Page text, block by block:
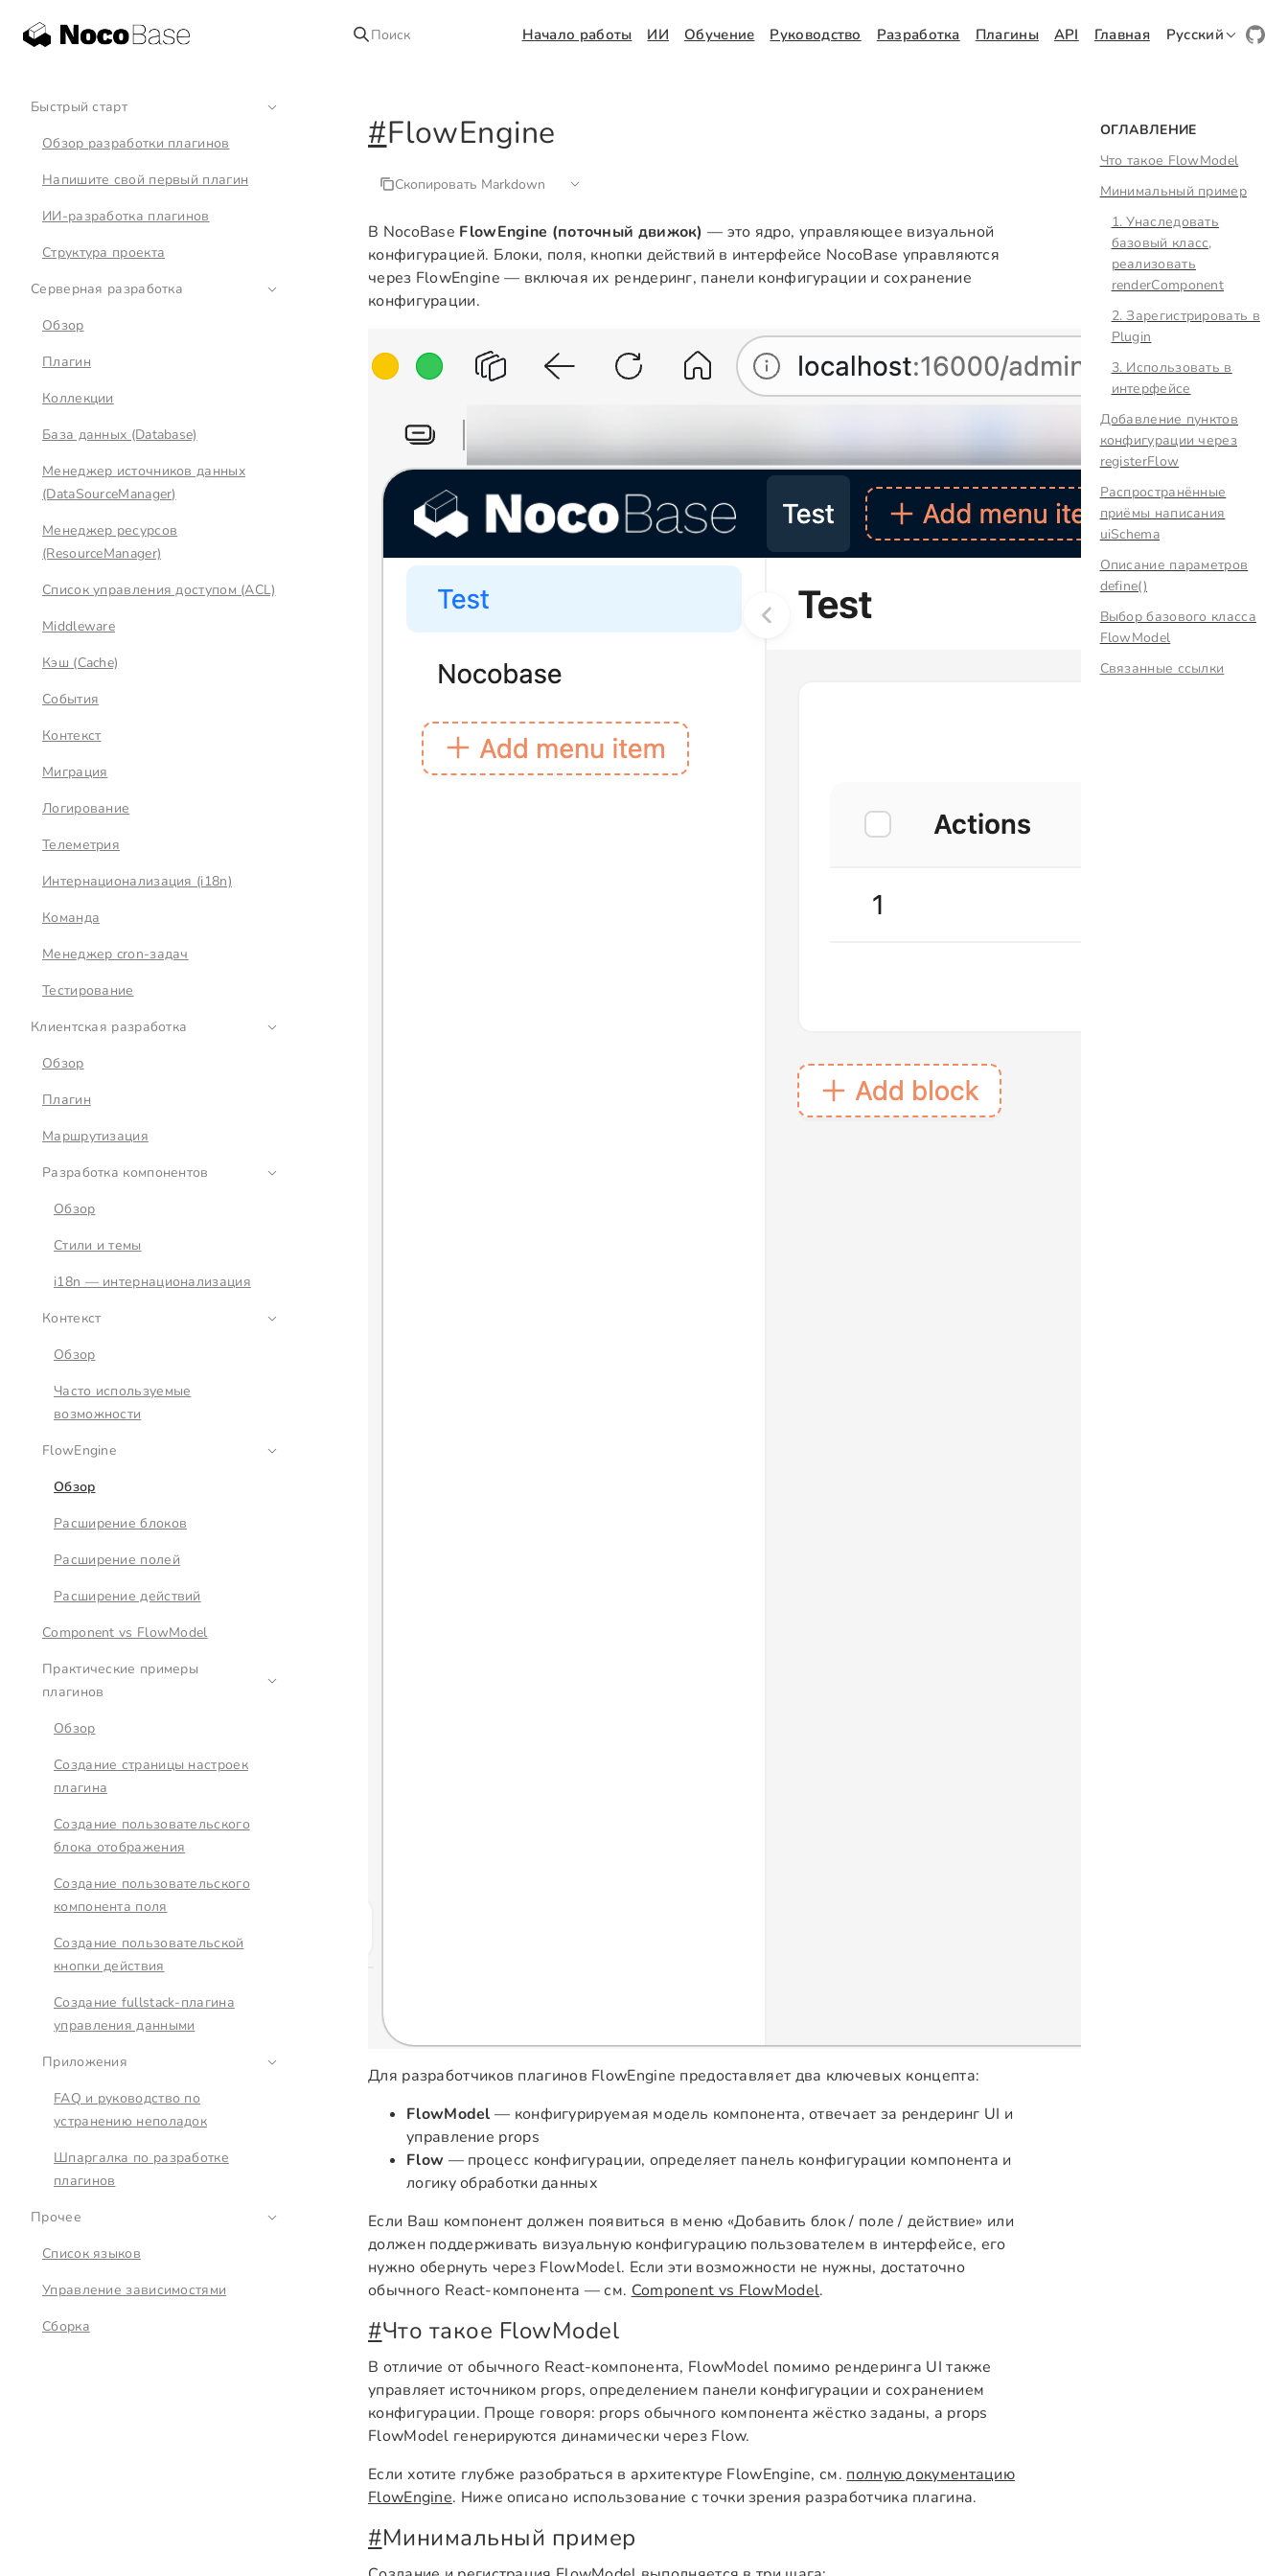
Поиск Начало работы ИИ Обучение Руководство Разработка Плагины API Главная Русский
Быстрый старт
Обзор разработки плагинов
Напишите свой первый плагин
ИИ-разработка плагинов
Структура проекта
Серверная разработка
Обзор
Плагин
Коллекции
База данных (Database)
Менеджер источников данных
(DataSourceManager)
Менеджер ресурсов
(ResourceManager)
Список управления доступом (ACL)
Middleware
Кэш (Cache)
События
Контекст
Миграция
Логирование
Телеметрия
Интернационализация (i18n)
Команда
Менеджер cron-задач
Тестирование
Клиентская разработка
Обзор
Плагин
Маршрутизация
Разработка компонентов
Обзор
Стили и темы
i18n — интернационализация
Контекст
Обзор
Часто используемые
возможности
FlowEngine
Обзор
Расширение блоков
Расширение полей
Расширение действий
Component vs FlowModel
Практические примеры
плагинов
Обзор
Создание страницы настроек
плагина
Создание пользовательского
блока отображения
Создание пользовательского
компонента поля
Создание пользовательской
кнопки действия
Создание fullstack-плагина
управления данными
Приложения
FAQ и руководство по
устранению неполадок
Шпаргалка по разработке
плагинов
Прочее
Список языков
Управление зависимостями
Сборка
#FlowEngine
Скопировать Markdown
В NocoBase FlowEngine (поточный движок) — это ядро, управляющее визуальной
конфигурацией. Блоки, поля, кнопки действий в интерфейсе NocoBase управляются
через FlowEngine — включая их рендеринг, панели конфигурации и сохранение
конфигурации.
Для разработчиков плагинов FlowEngine предоставляет два ключевых концепта:
FlowModel — конфигурируемая модель компонента, отвечает за рендеринг UI и
управление props
Flow — процесс конфигурации, определяет панель конфигурации компонента и
логику обработки данных
Если Ваш компонент должен появиться в меню «Добавить блок / поле / действие» или
должен поддерживать визуальную конфигурацию пользователем в интерфейсе, его
нужно обернуть через FlowModel. Если эти возможности не нужны, достаточно
обычного React-компонента — см. Component vs FlowModel.
#Что такое FlowModel
В отличие от обычного React-компонента, FlowModel помимо рендеринга UI также
управляет источником props, определением панели конфигурации и сохранением
конфигурации. Проще говоря: props обычного компонента жёстко заданы, а props
FlowModel генерируются динамически через Flow.
Если хотите глубже разобраться в архитектуре FlowEngine, см. полную документацию
FlowEngine. Ниже описано использование с точки зрения разработчика плагина.
#Минимальный пример
ОГЛАВЛЕНИЕ
Что такое FlowModel
Минимальный пример
1. Унаследовать
базовый класс,
реализовать
renderComponent
2. Зарегистрировать в
Plugin
3. Использовать в
интерфейсе
Добавление пунктов
конфигурации через
registerFlow
Распространённые
приёмы написания
uiSchema
Описание параметров
define()
Выбор базового класса
FlowModel
Связанные ссылки